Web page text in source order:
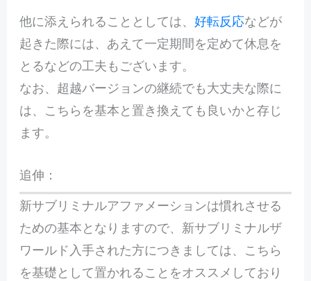
他に添えられることとしては、 好転反応などが
起きた際には、あえて一定期間を定めて休息を
とるなどの工夫もございます。
なお、超越バージョンの継続でも大丈夫な際に
は、こちらを基本と置き換えても良いかと存じ
ます。
追伸：
新サブリミナルアファメーションは慣れさせる
ための基本となりますので、新サブリミナルザ
ワールド入手された方につきましては、こちら
を基礎として置かれることをオススメしており